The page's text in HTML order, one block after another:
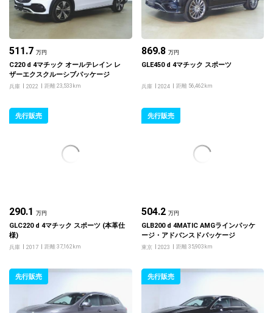
511.7 万円
C220 d 4マチック オールテレイン レ
ザーエクスクルーシブパッケージ
兵庫 2022 距離 23,533km
869.8 万円
GLE450 d 4マチック スポーツ
兵庫 2024 距離 56,462km
先行販売
290.1 万円
GLC220 d 4マチック スポーツ (本革仕
様)
兵庫 2017 距離 37,162km
先行販売
504.2 万円
GLB200 d 4MATIC AMGラインパッケ
ージ・アドバンスドパッケージ
東京 2023 距離 35,903km
先行販売 先行販売